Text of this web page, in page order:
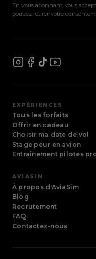
précise à court
téléphone ou via le
Toulouse
Aix-en-Provence
Provence-Alpes-Côte
En vous abonnant, vous
pouvez retirer votre
EXPÉRIENCES
Tous les forfaits
Offrir en cadeau
Choisir ma date de vol
Stage peur en avion
Entraînement pilotes
AVIASIM
À propos d'AviaSim
Blog
Recrutement
FAQ
Contactez-nous